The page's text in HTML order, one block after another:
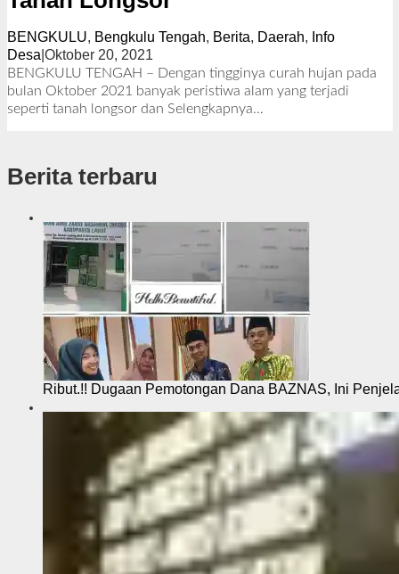
BENGKULU, Bengkulu Tengah, Berita, Daerah, Info
Desa Oktober 20, 2021
l
e
h
a
BENGKULU TENGAH – Dengan tingginya curah hujan pada
bulan Oktober 2021 banyak peristiwa alam yang terjadi
seperti tanah longsor dan Selengkapnya…
Berita terbaru
Ribut.!! Dugaan Pemotongan Dana BAZNAS, Ini